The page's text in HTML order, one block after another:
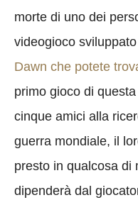
morte di uno dei
videogioco
Dawn che potete
primo gioco di
cinque amici alla
guerra mondiale, il
presto in qualcosa di
dipenderà dal